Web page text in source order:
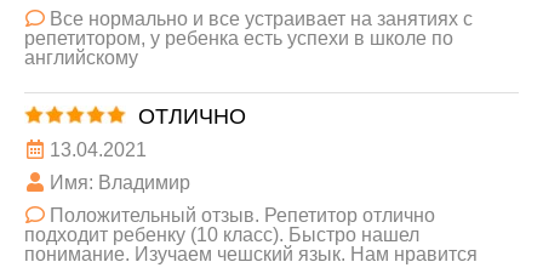
Все нормально и все устраивает на занятиях с
репетитором, у ребенка есть успехи в школе по
английскому
ОТЛИЧНО
13.04.2021
Имя: Владимир
Положительный отзыв. Репетитор отлично
подходит ребенку (10 класс). Быстро нашел
понимание. Изучаем чешский язык. Нам нравится